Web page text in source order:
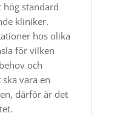
hög standard
kliniker.
hos olika
för vilken
och
vara en
därför är det